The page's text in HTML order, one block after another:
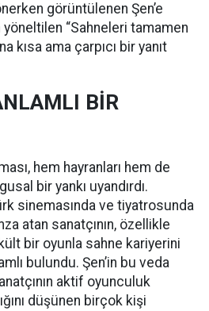
görüntülenen Şen’e
“Sahneleri tamamen
kısa ama çarpıcı bir yanıt
BİR
hem hayranları hem de
bir yankı uyandırdı.
sinemasında ve tiyatrosunda
atan sanatçının, özellikle
bir oyunla sahne kariyerini
bulundu. Şen’in bu veda
aktif oyunculuk
düşünen birçok kişi